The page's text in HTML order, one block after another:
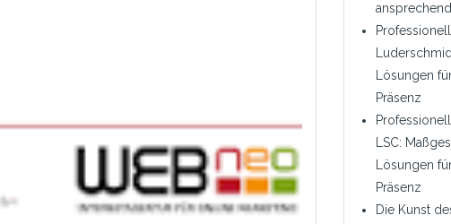
Lösungen
Präsenz
LSC:
Lösungen
Präsenz
Die Kunst